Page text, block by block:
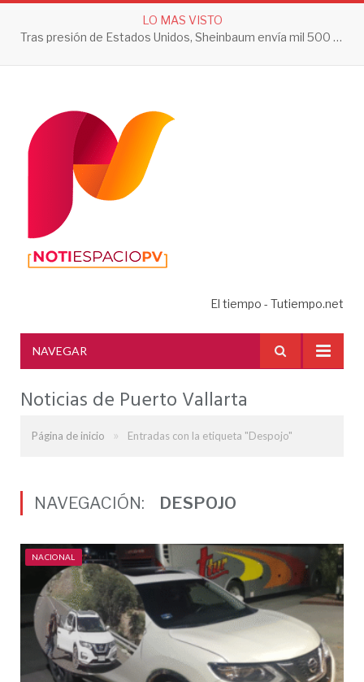
LO MAS VISTO
Tras presión de Estados Unidos, Sheinbaum envía mil 500 soldados a Michoacán
El tiempo - Tutiempo.net
NAVEGAR
Noticias de Puerto Vallarta
Página de inicio » Entradas con la etiqueta "Despojo"
NAVEGACIÓN: DESPOJO
NACIONAL